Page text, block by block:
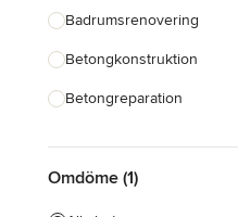
Visa alla
Badrumsrenovering
Betongkonstruktion
Betongreparation
Bygga trädäck
Omdöme (1)